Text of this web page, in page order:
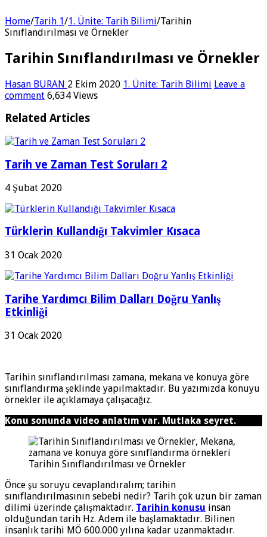
Home/Tarih 1/1. Ünite: Tarih Bilimi/Tarihin
Sınıflandırılması ve Örnekler
Tarihin Sınıflandırılması ve Örnekler
Hasan BURAN 2 Ekim 2020 1. Ünite: Tarih Bilimi Leave a
comment 6,634 Views
Related Articles
Tarih ve Zaman Test Soruları 2
4 Şubat 2020
Türklerin Kullandığı Takvimler Kısaca
31 Ocak 2020
Tarihe Yardımcı Bilim Dalları Doğru Yanlış
Etkinliği
31 Ocak 2020
Tarihin sınıflandırılması zamana, mekana ve konuya göre
sınıflandırma şeklinde yapılmaktadır. Bu yazımızda konuyu
örnekler ile açıklamaya çalışacağız.
Konu sonunda video anlatım var. Mutlaka seyret.
Tarihin Sınıflandırılması ve Örnekler
Önce şu soruyu cevaplandıralım; tarihin
sınıflandırılmasının sebebi nedir? Tarih çok uzun bir zaman
dilimi üzerinde çalışmaktadır. Tarihin konusu insan
olduğundan tarih Hz. Adem ile başlamaktadır. Bilinen
insanlık tarihi MÖ 600.000 yılına kadar uzanmaktadır.